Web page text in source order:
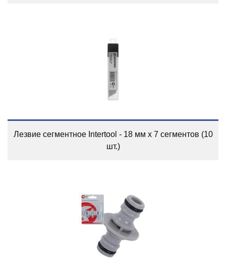
Лезвие сегментное Intertool - 18 мм x 7 сегментов (10
шт.)